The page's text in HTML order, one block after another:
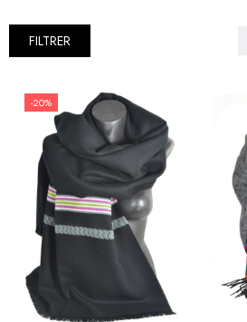
FILTRER
-20%